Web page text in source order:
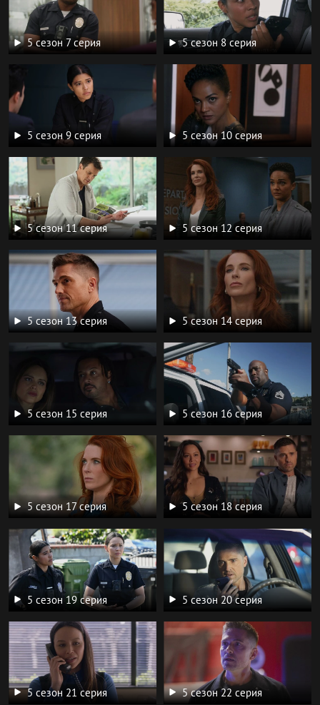
5 сезон 7 серия 5 сезон 8 серия
5 сезон 9 серия 5 сезон 10 серия
5 сезон 11 серия 5 сезон 12 серия
5 сезон 13 серия 5 сезон 14 серия
5 сезон 15 серия 5 сезон 16 серия
5 сезон 17 серия 5 сезон 18 серия
5 сезон 19 серия 5 сезон 20 серия
5 сезон 21 серия 5 сезон 22 серия